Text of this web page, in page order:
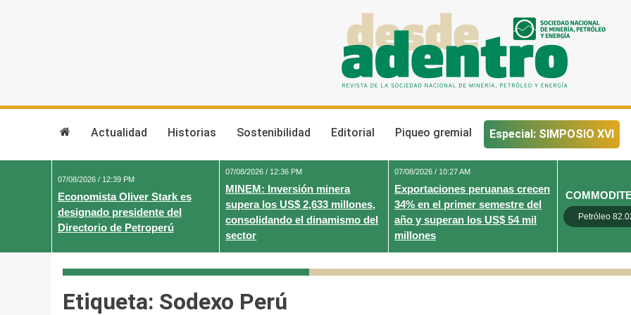
Actualidad Historias Sostenibilidad Editorial Piqueo gremial Especial: SIMPOSIO XVI
07/08/2026 / 12:39 PM
Economista Oliver Stark es
designado presidente del
Directorio de Petroperú
07/08/2026 / 12:36 PM
MINEM: Inversión minera
supera los US$ 2,633 millones,
consolidando el dinamismo del
sector
07/08/2026 / 10:27 AM
Exportaciones peruanas crecen
34% en el primer semestre del
año y superan los US$ 54 mil
millones
Petróleo
Etiqueta: Sodexo Perú